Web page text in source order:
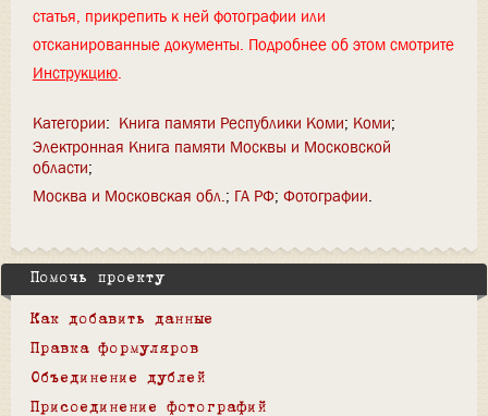
статья, прикрепить к ней фотографии или
отсканированные документы. Подробнее об этом смотрите
Инструкцию.
Категории: Книга памяти Республики Коми Коми
Электронная Книга памяти Москвы и Московской
области
Москва и Московская обл. ГА РФ Фотографии
Помочь проекту
Как добавить данные
Правка формуляров
Объединение дублей
Присоединение фотографий